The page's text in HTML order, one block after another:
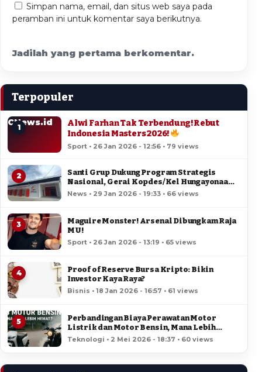
Simpan nama, email, dan situs web saya pada
peramban ini untuk komentar saya berikutnya.
Jadilah yang pertama berkomentar.
Terpopuler
CNews.id
1
Alwi Farhan Tak Terbendung! Rebut
Indonesia Masters 2026!
Sport • 26 Jan 2026 - 12:56 • 79 views
2
Santi Grup Dukung Program Strategis
Nasional, Gerai Kopdes/Kel Hungayonaa
Jadi yang Tercepat Dibangun di Gorontalo
News • 29 Jan 2026 - 19:33 • 66 views
3
Maguire Monster! Arsenal Dibungkam Raja
MU!
Sport • 26 Jan 2026 - 13:19 • 65 views
4
Proof of Reserve Bursa Kripto: Bikin
Investor Kaya Raya?
Bisnis • 18 Jan 2026 - 16:57 • 61 views
5
Perbandingan Biaya Perawatan Motor
Listrik dan Motor Bensin, Mana Lebih
Hemat?
Teknologi • 2 Mei 2026 - 18:37 • 60 views